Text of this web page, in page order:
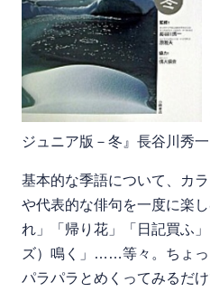
ジュニア版－冬』長谷川秀
基本的な季語について、カ
や代表的な俳句を一度に楽
れ」「帰り花」「日記買ふ
ズ）鳴く」……等々。ちょっ
パラパラとめくってみるだけ